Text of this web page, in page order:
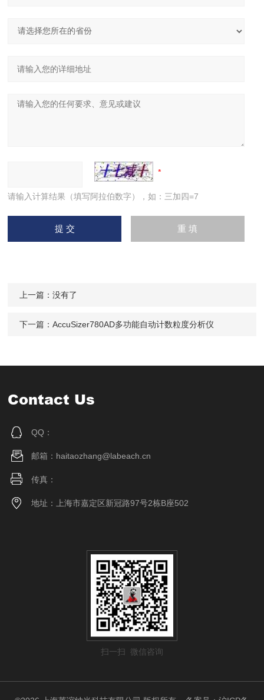
请输入计算结果（填写阿拉伯数字），如：三加四=7
上一篇：没有了
下一篇：AccuSizer780AD多功能自动计数粒度分析仪
Contact Us
QQ：
邮箱：haitaozhang@labeach.cn
传真：
地址：上海市嘉定区新冠路97号2栋B座502
扫一扫 微信咨询